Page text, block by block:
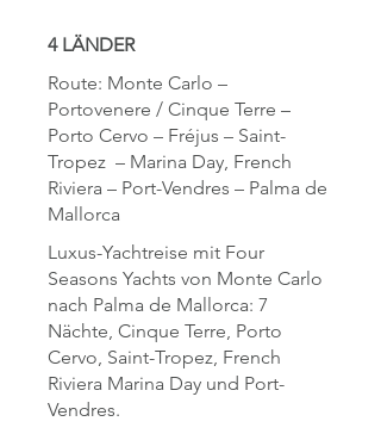
4 LÄNDER
Route: Monte Carlo –
Portovenere / Cinque Terre –
Porto Cervo – Fréjus – Saint-
Tropez – Marina Day, French
Riviera – Port-Vendres – Palma de
Mallorca
Luxus-Yachtreise mit Four
Seasons Yachts von Monte Carlo
nach Palma de Mallorca: 7
Nächte, Cinque Terre, Porto
Cervo, Saint-Tropez, French
Riviera Marina Day und Port-
Vendres.